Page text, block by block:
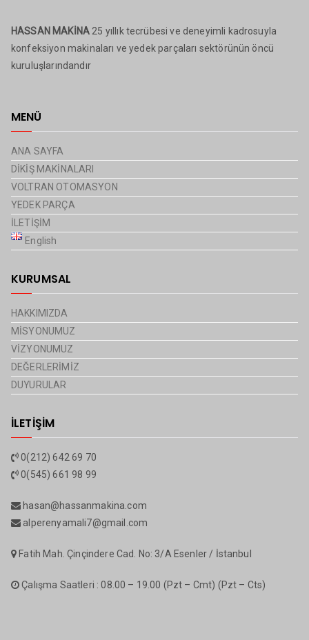
HASSAN MAKİNA 25 yıllık tecrübesi ve deneyimli kadrosuyla
konfeksiyon makinaları ve yedek parçaları sektörünün öncü
kuruluşlarındandır
MENÜ
ANA SAYFA
DİKİŞ MAKİNALARI
VOLTRAN OTOMASYON
YEDEK PARÇA
İLETİŞİM
English
KURUMSAL
HAKKIMIZDA
MİSYONUMUZ
VİZYONUMUZ
DEĞERLERİMİZ
DUYURULAR
İLETİŞİM
0(212) 642 69 70
0(545) 661 98 99
hasan@hassanmakina.com
alperenyamali7@gmail.com
Fatih Mah. Çinçindere Cad. No: 3/A Esenler / İstanbul
Çalışma Saatleri : 08.00 – 19.00 (Pzt – Cmt) (Pzt – Cts)